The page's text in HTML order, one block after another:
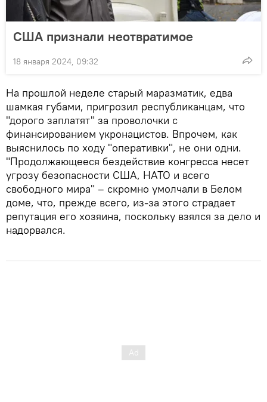
США признали неотвратимое
18 января 2024, 09:32
На прошлой неделе старый маразматик, едва
шамкая губами, пригрозил республиканцам, что
"дорого заплатят" за проволочки с
финансированием укронацистов. Впрочем, как
выяснилось по ходу "оперативки", не они одни.
"Продолжающееся бездействие конгресса несет
угрозу безопасности США, НАТО и всего
свободного мира" – скромно умолчали в Белом
доме, что, прежде всего, из-за этого страдает
репутация его хозяина, поскольку взялся за дело и
надорвался.